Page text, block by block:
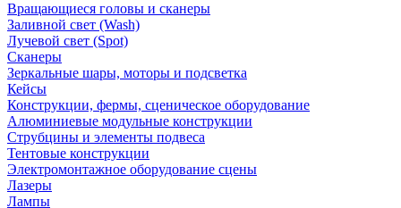
Вращающиеся головы и сканеры
Заливной свет (Wash)
Лучевой свет (Spot)
Сканеры
Зеркальные шары, моторы и подсветка
Кейсы
Конструкции, фермы, сценическое оборудование
Алюминиевые модульные конструкции
Струбцины и элементы подвеса
Тентовые конструкции
Электромонтажное оборудование сцены
Лазеры
Лампы